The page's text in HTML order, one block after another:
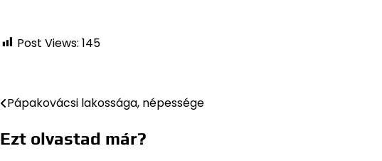
Post Views: 145
Bejegyzés
navigáció
Pápakovácsi lakossága, népessége
Ezt olvastad már?